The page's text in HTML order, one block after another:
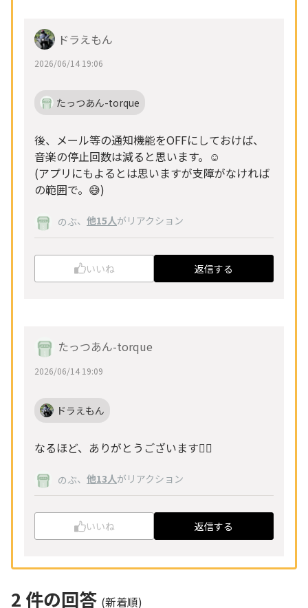
ドラえもん
2026/06/14 19:06
たっつあん-torque
後、メール等の通知機能をOFFにしておけば、
音楽の停止回数は減ると思います。☺️
(アプリにもよるとは思いますが支障がなければ
の範囲で。😅)
のぶ、 他15人がリアクション
いいね 返信する
たっつあん-torque
2026/06/14 19:09
ドラえもん
なるほど、ありがとうございます🙂‍↕️
のぶ、 他13人がリアクション
いいね 返信する
2 件の回答 (新着順)